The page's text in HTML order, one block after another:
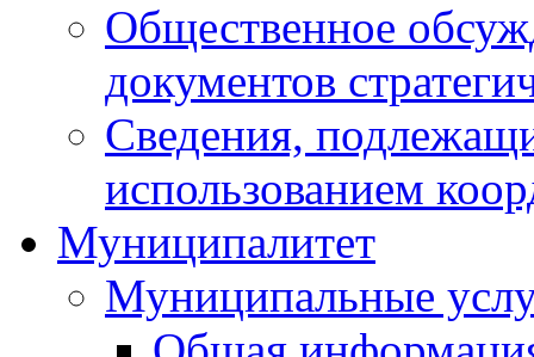
Общественное
документов
Сведения,
использованием
Муниципалитет
Муниципальные